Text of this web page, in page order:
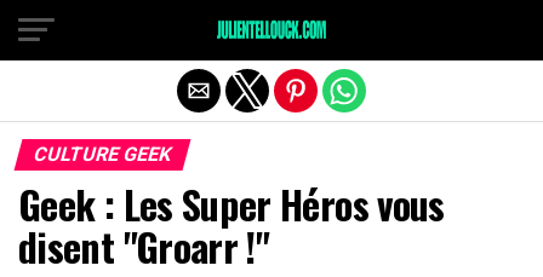
CULTURE GEEK
Geek : Les Super Héros vous
disent "Groarr !"